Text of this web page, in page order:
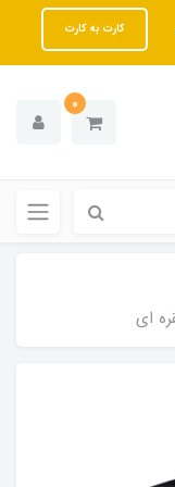
کارت به کارت
0
ای